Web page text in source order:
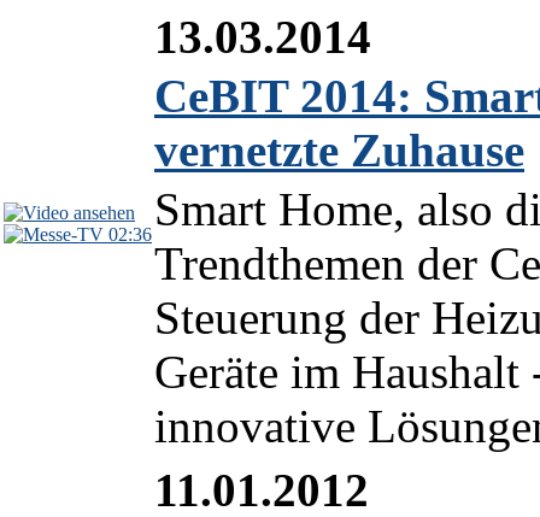
02:36
13.03.2014
CeBIT 2014:
vernetzte Zuhause
Smart Home, also
Trendthemen der
Steuerung der
Geräte im
innovative
11.01.2012